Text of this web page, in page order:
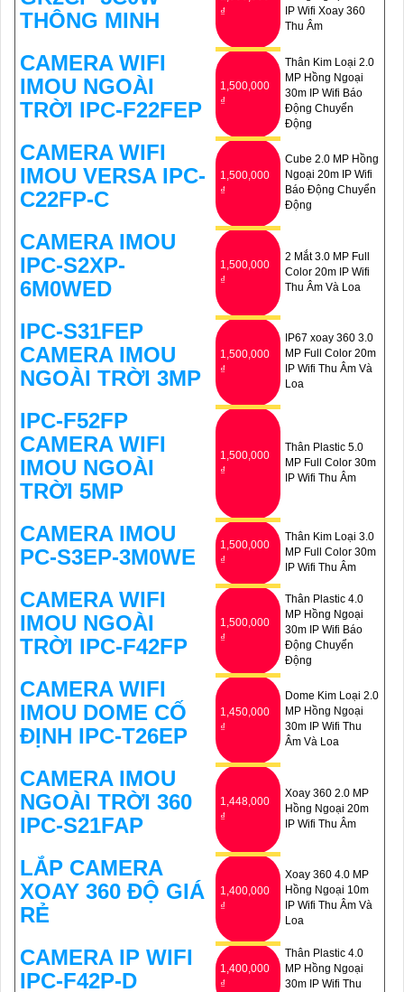
THÔNG MINH
₫
IP Wifi Xoay 360
Thu Âm
CAMERA WIFI
IMOU NGOÀI
TRỜI IPC-F22FEP
1,500,000
₫
Thân Kim Loại 2.0
MP Hồng Ngoại
30m IP Wifi Báo
Động Chuyển
Động
CAMERA WIFI
IMOU VERSA IPC-
C22FP-C
1,500,000
₫
Cube 2.0 MP Hồng
Ngoại 20m IP Wifi
Báo Động Chuyển
Động
CAMERA IMOU
IPC-S2XP-
6M0WED
1,500,000
₫
2 Mắt 3.0 MP Full
Color 20m IP Wifi
Thu Âm Và Loa
IPC-S31FEP
CAMERA IMOU
NGOÀI TRỜI 3MP
1,500,000
₫
IP67 xoay 360 3.0
MP Full Color 20m
IP Wifi Thu Âm Và
Loa
IPC-F52FP
CAMERA WIFI
IMOU NGOÀI
TRỜI 5MP
1,500,000
₫
Thân Plastic 5.0
MP Full Color 30m
IP Wifi Thu Âm
CAMERA IMOU
PC-S3EP-3M0WE
1,500,000
₫
Thân Kim Loại 3.0
MP Full Color 30m
IP Wifi Thu Âm
CAMERA WIFI
IMOU NGOÀI
TRỜI IPC-F42FP
1,500,000
₫
Thân Plastic 4.0
MP Hồng Ngoại
30m IP Wifi Báo
Động Chuyển
Động
CAMERA WIFI
IMOU DOME CỐ
ĐỊNH IPC-T26EP
1,450,000
₫
Dome Kim Loại 2.0
MP Hồng Ngoại
30m IP Wifi Thu
Âm Và Loa
CAMERA IMOU
NGOÀI TRỜI 360
IPC-S21FAP
1,448,000
₫
Xoay 360 2.0 MP
Hồng Ngoại 20m
IP Wifi Thu Âm
LẮP CAMERA
XOAY 360 ĐỘ GIÁ
RẺ
1,400,000
₫
Xoay 360 4.0 MP
Hồng Ngoại 10m
IP Wifi Thu Âm Và
Loa
CAMERA IP WIFI
IPC-F42P-D
1,400,000
₫
Thân Plastic 4.0
MP Hồng Ngoại
30m IP Wifi Thu